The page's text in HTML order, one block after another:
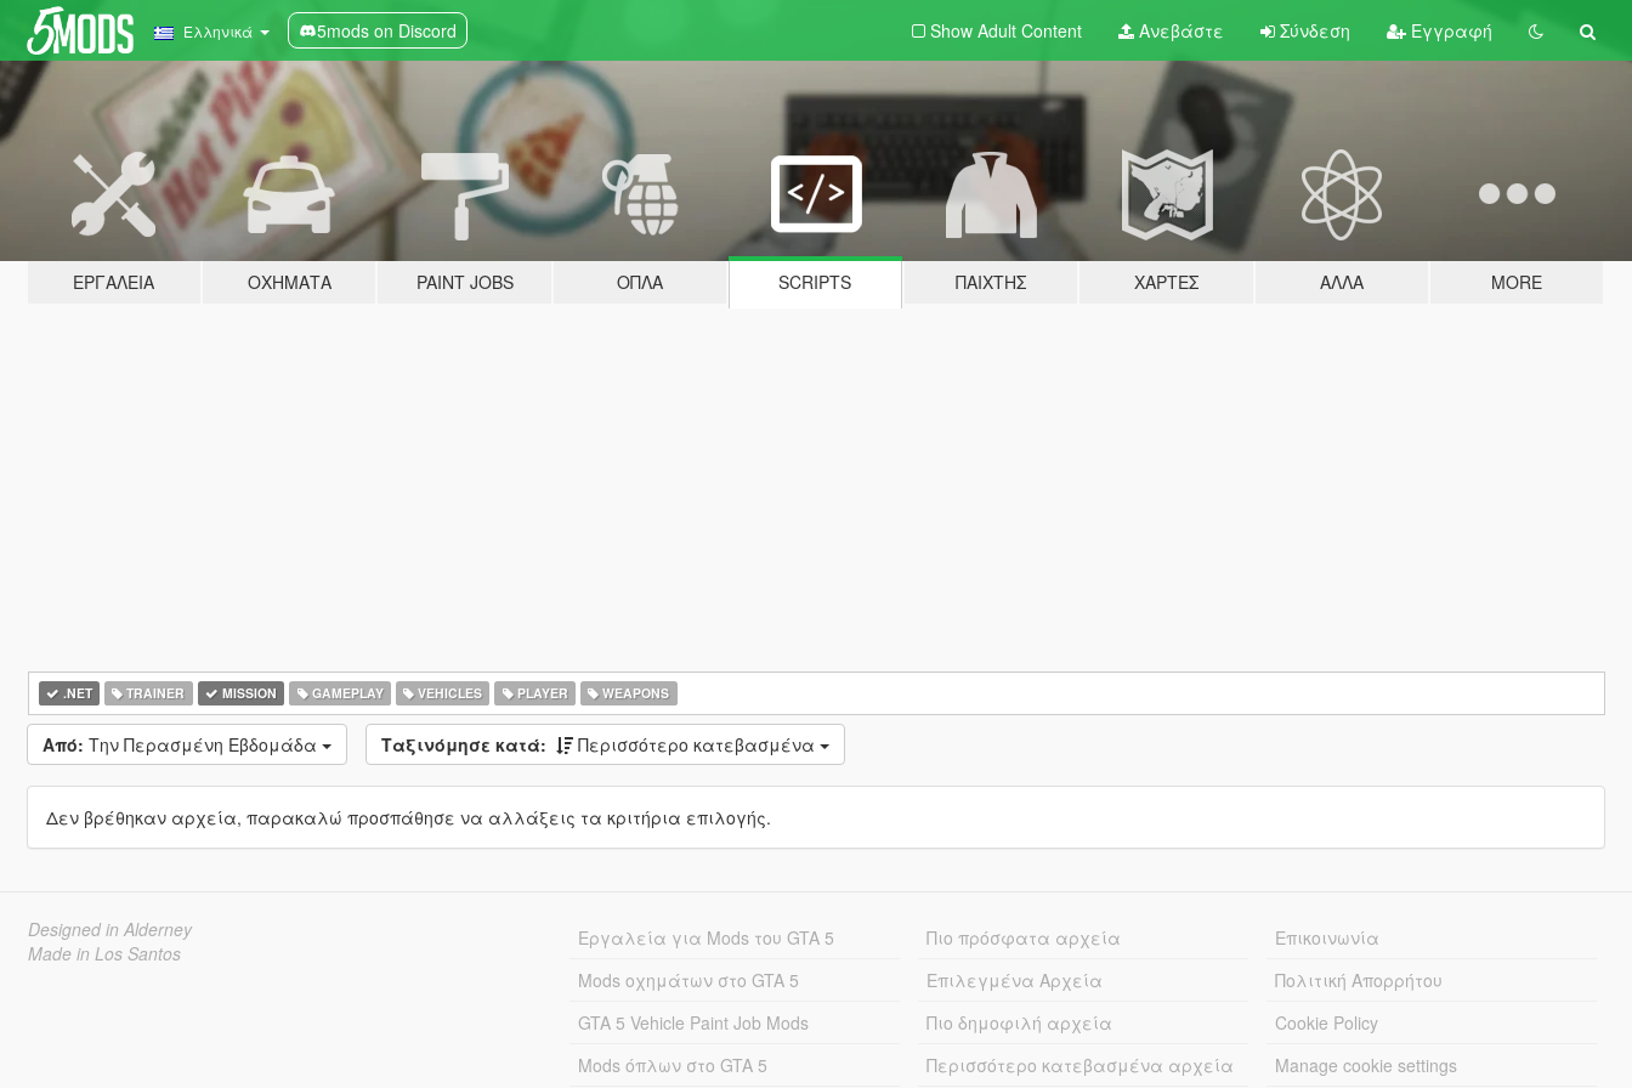
Ελληνικά 5mods on Discord Show Adult Content Ανεβάστε Σύνδεση Εγγραφή
ΕΡΓΑΛΕΊΑ ΟΧΉΜΑΤΑ PAINT JOBS ΌΠΛΑ SCRIPTS ΠΑΊΧΤΗΣ ΧΆΡΤΕΣ ΆΛΛΑ MORE
.NET TRAINER MISSION GAMEPLAY VEHICLES PLAYER WEAPONS
Από: Την Περασμένη Εβδομάδα Ταξινόμησε κατά: Περισσότερο κατεβασμένα
Δεν βρέθηκαν αρχεία, παρακαλώ προσπάθησε να αλλάξεις τα κριτήρια επιλογής.
Designed in Alderney
Made in Los Santos
Εργαλεία για Mods του GTA 5
Mods οχημάτων στο GTA 5
GTA 5 Vehicle Paint Job Mods
Mods όπλων στο GTA 5
Πιο πρόσφατα αρχεία
Επιλεγμένα Αρχεία
Πιο δημοφιλή αρχεία
Περισσότερο κατεβασμένα αρχεία
Επικοινωνία
Πολιτική Απορρήτου
Cookie Policy
Manage cookie settings